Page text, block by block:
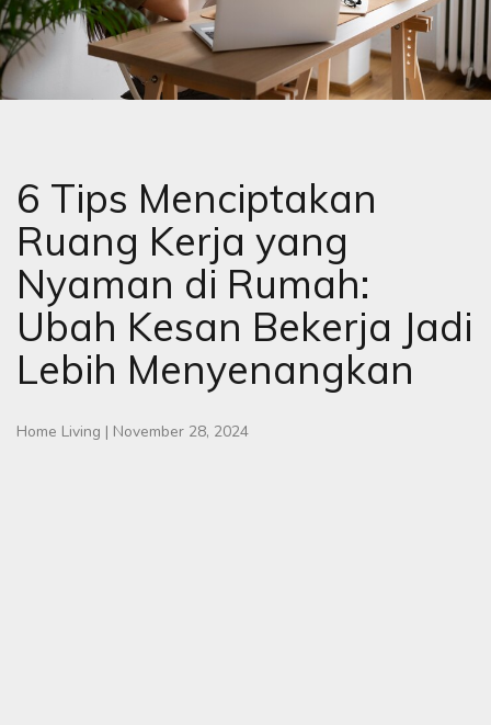
6 Tips Menciptakan
Ruang Kerja yang
Nyaman di Rumah:
Ubah Kesan Bekerja Jadi
Lebih Menyenangkan
Home Living | November 28, 2024